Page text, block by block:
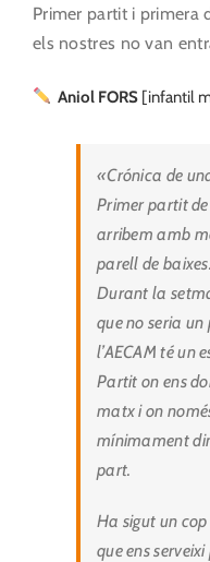
Primer partit i primera
els nostres no van
Aniol FORS [infantil
«Crónica de
Primer partit
arribem amb
parell de baixes.
Durant la
que no seria
l’AECAM té un
Partit on ens
matx i on
mínimament
part.
Ha sigut un
que ens